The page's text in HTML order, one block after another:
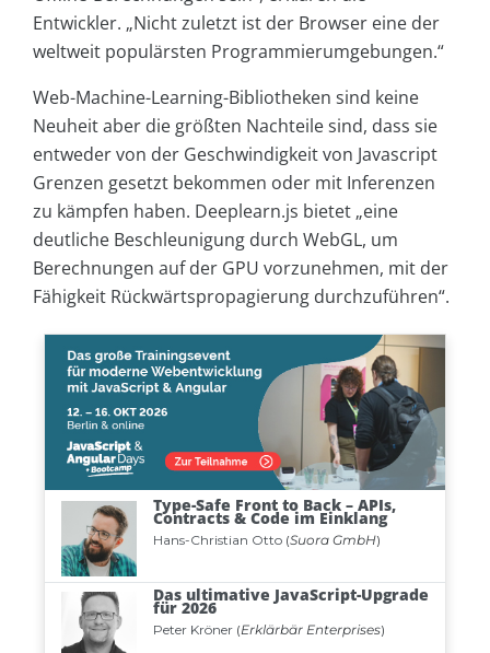
Entwickler. „Nicht zuletzt ist der Browser eine der
weltweit populärsten Programmierumgebungen.“
Web-Machine-Learning-Bibliotheken sind keine
Neuheit aber die größten Nachteile sind, dass sie
entweder von der Geschwindigkeit von Javascript
Grenzen gesetzt bekommen oder mit Inferenzen
zu kämpfen haben. Deeplearn.js bietet „eine
deutliche Beschleunigung durch WebGL, um
Berechnungen auf der GPU vorzunehmen, mit der
Fähigkeit Rückwärtspropagierung durchzuführen“.